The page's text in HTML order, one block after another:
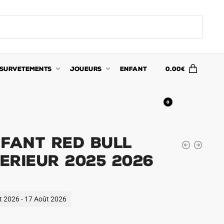
JOUEURS ENFANT 0.00€
0
Red Bull
2025 2026
2026 - 17 Août 2026